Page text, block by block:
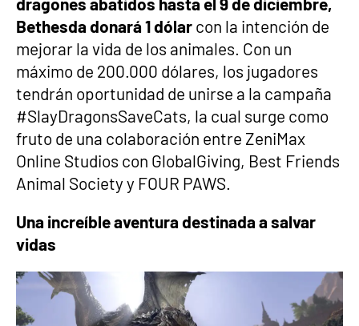
Bethesda donará 1 dólar con la intención de
mejorar la vida de los animales. Con un
máximo de 200.000 dólares, los jugadores
tendrán oportunidad de unirse a la campaña
#SlayDragonsSaveCats, la cual surge como
fruto de una colaboración entre ZeniMax
Online Studios con GlobalGiving, Best Friends
Animal Society y FOUR PAWS.
Una increíble aventura destinada a salvar
vidas